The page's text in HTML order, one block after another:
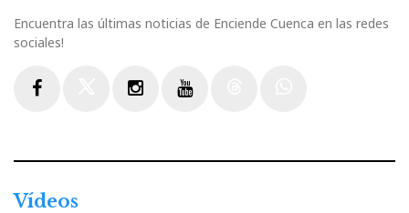
Encuentra las últimas noticias de Enciende Cuenca en las redes
sociales!
Vídeos